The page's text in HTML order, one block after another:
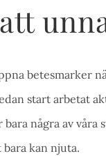
betesmarker
start arbetat
några av våra
kan njuta.